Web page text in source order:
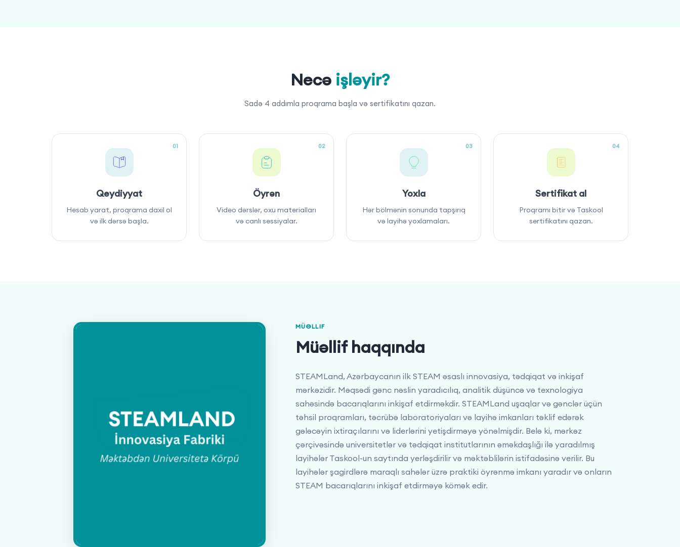
Necə işləyir?
Sadə 4 addımla proqrama başla və sertifikatını qazan.
01
Qeydiyyat
Hesab yarat, proqrama daxil ol
və ilk dərsə başla.
02
Öyrən
Video dərslər, oxu materialları
və canlı sessiyalar.
03
Yoxla
Hər bölmənin sonunda tapşırıq
və layihə yoxlamaları.
04
Sertifikat al
Proqramı bitir və Taskool
sertifikatını qazan.
MÜƏLLIF
Müəllif haqqında
STEAMLand, Azərbaycanın ilk STEAM əsaslı innovasiya, tədqiqat və inkişaf
mərkəzidir. Məqsədi gənc nəslin yaradıcılıq, analitik düşüncə və texnologiya
sahəsində bacarıqlarını inkişaf etdirməkdir. STEAMLand uşaqlar və gənclər üçün
təhsil proqramları, təcrübə laboratoriyaları və layihə imkanları təklif edərək
gələcəyin ixtiraçılarını və liderlərini yetişdirməyə yönəlmişdir. Belə ki, mərkəz
çərçivəsində universitetlər və tədqiqat institutlarının əməkdaşlığı ilə yaradılmış
layihələr Taskool-un saytında yerləşdirilir və məktəblilərin istifadəsinə verilir. Bu
layihələr şagirdlərə maraqlı sahələr üzrə praktiki öyrənmə imkanı yaradır və onların
STEAM bacarıqlarını inkişaf etdirməyə kömək edir.